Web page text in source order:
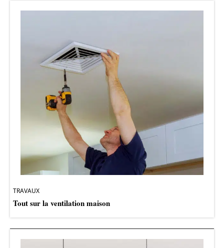
TRAVAUX
Tout sur la ventilation maison